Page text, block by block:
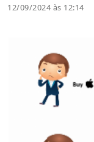
12/09/2024 às 12:14